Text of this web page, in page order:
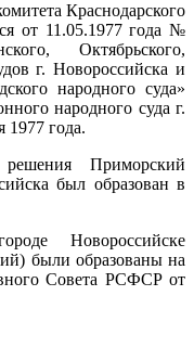
Краснодарского
от 11.05.1977 года №
Октябрьского,
г. Новороссийска и
народного суда»
народного суда г.
1977 года.
Приморский
был образован в
Новороссийске
были образованы на
Совета РСФСР от